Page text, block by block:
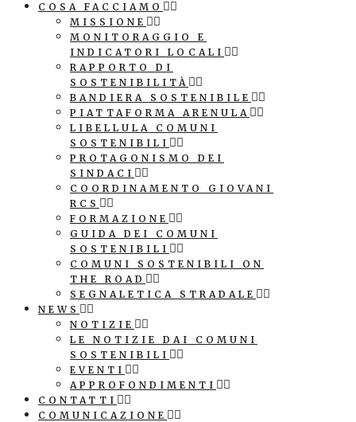
COSA FACCIAMO
MISSIONE
MONITORAGGIO E
INDICATORI LOCALI
RAPPORTO DI
SOSTENIBILITÀ
BANDIERA SOSTENIBILE
PIATTAFORMA ARENULA
LIBELLULA COMUNI
SOSTENIBILI
PROTAGONISMO DEI
SINDACI
COORDINAMENTO GIOVANI
RCS
FORMAZIONE
GUIDA DEI COMUNI
SOSTENIBILI
COMUNI SOSTENIBILI ON
THE ROAD
SEGNALETICA STRADALE
NEWS
NOTIZIE
LE NOTIZIE DAI COMUNI
SOSTENIBILI
EVENTI
APPROFONDIMENTI
CONTATTI
COMUNICAZIONE